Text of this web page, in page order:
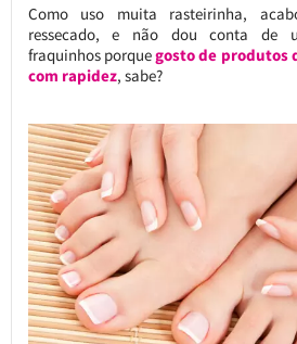
Como uso muita rasteirinha,
ressecado, e não dou conta de
fraquinhos porquegosto de produtos
com rapidez, sabe?